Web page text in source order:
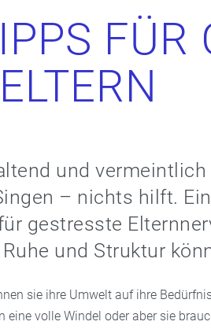
FÜR
ELTERN
und vermeintlich
– nichts hilft.
gestresste
und Struktur
sie ihre Umwelt auf ihre
eine volle Windel oder aber sie